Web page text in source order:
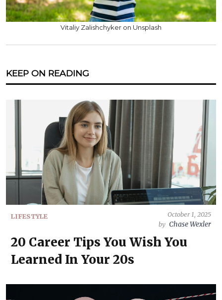
Vitaliy Zalishchyker on Unsplash
KEEP ON READING
LIFESTYLE
October 1, 2025
by Chase Wexler
20 Career Tips You Wish You
Learned In Your 20s